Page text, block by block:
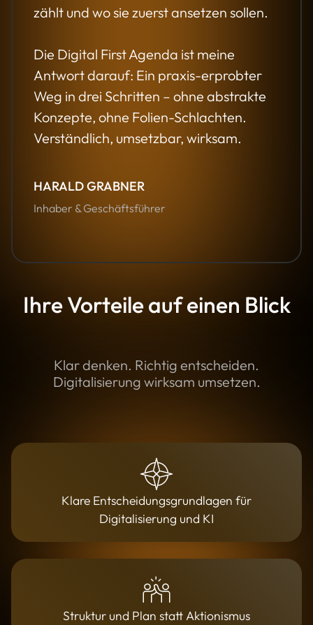
zählt und wo sie zuerst ansetzen sollen.
Die Digital First Agenda ist meine
Antwort darauf: Ein praxis-erprobter
Weg in drei Schritten – ohne abstrakte
Konzepte, ohne Folien-Schlachten.
Verständlich, umsetzbar, wirksam.
HARALD GRABNER
Inhaber & Geschäftsführer
Ihre Vorteile auf einen Blick
Klar denken. Richtig entscheiden.
Digitalisierung wirksam umsetzen.
Klare Entscheidungsgrundlagen für
Digitalisierung und KI
Struktur und Plan statt Aktionismus